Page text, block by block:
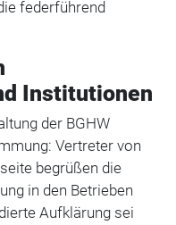
federführend
Institutionen
der BGHW
Vertreter von
begrüßen die
in den Betrieben
Aufklärung sei